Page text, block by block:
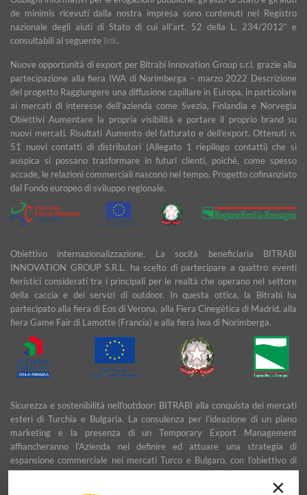
×
de minimis ricevuti dalla nostra impresa sono contenuti nel Registro
nazionale degli aiuti di Stato di cui all’art. 52 della L. 234/2012” e
consultabili al seguente link.
Nuove opportunità di export per Bitrabi Innovation Group s.r.l. grazie alla
partecipazione alla fiera IWA di Norimberga – marzo 2022 Descrizione
del progetto Raggiungere una diffusione capillare in Europa, in particolare
ai mercati di interesse dell’azienda come Svezia, Finlandia e Norvegia
Obiettivi Aumentare la propria visibilità e portare il proprio brand su
nuovi mercati. Risultati Aumento del fatturato e dell’export. Ottenuti n.
51 nuovi contatti di distributori (Allegato 1 riepilogo contatti) che si
auspica si possano trasformare in futuri clienti, poiché, come spesso
accade, le relazioni commerciali nascono nel tempo. Progetto cofinanziato
dal Fondo europeo di sviluppo regionale.
Obiettivo internazionalizzazione. La socità beneficiaria BITRABI
INNOVATION GROUP S.R.L. ha scelto di partecipare a quattro eventi
fieristici considerati tra i principali per le realtà che operano nel settore
della caccia e dei servizi di outdoor. In questa ottica, la Bitrabì ha
partecipato alla fiera di Eos di Verona, alla Fiera Cinegètica di Madrid, alla
fiera Game Fair di Lamotte (Francia) e alla fiera Iwa di Norimberga.
Sicurezza e sostenibilità nell'outdoor: BITRABI alla conquista dei mercati
esteri di Turchia e Bulgaria. La consulenza per l’ideazione di un piano
marketing e la presenza di un Temporary Export Management
affiancheranno l’Azienda nel definire ed attuare una strategia di
espansione commerciale nei mercati Turco e Bulgaro, con l’obiettivo di
garantire uno sviluppo stabile e duraturo.